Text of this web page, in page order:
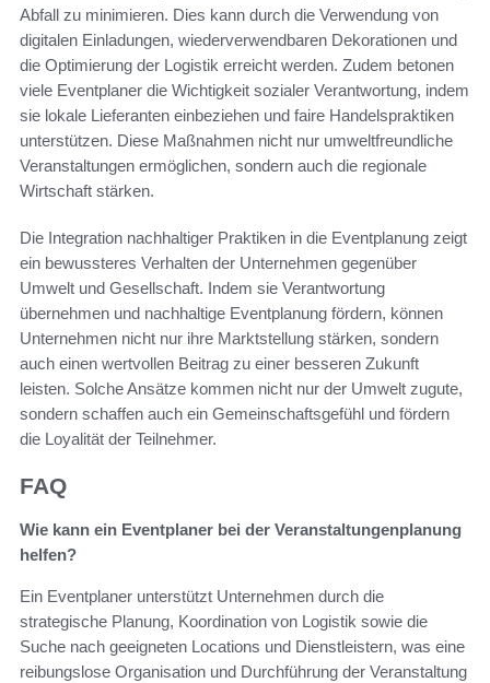
Abfall zu minimieren. Dies kann durch die Verwendung von
digitalen Einladungen, wiederverwendbaren Dekorationen und
die Optimierung der Logistik erreicht werden. Zudem betonen
viele Eventplaner die Wichtigkeit sozialer Verantwortung, indem
sie lokale Lieferanten einbeziehen und faire Handelspraktiken
unterstützen. Diese Maßnahmen nicht nur umweltfreundliche
Veranstaltungen ermöglichen, sondern auch die regionale
Wirtschaft stärken.
Die Integration nachhaltiger Praktiken in die Eventplanung zeigt
ein bewussteres Verhalten der Unternehmen gegenüber
Umwelt und Gesellschaft. Indem sie Verantwortung
übernehmen und nachhaltige Eventplanung fördern, können
Unternehmen nicht nur ihre Marktstellung stärken, sondern
auch einen wertvollen Beitrag zu einer besseren Zukunft
leisten. Solche Ansätze kommen nicht nur der Umwelt zugute,
sondern schaffen auch ein Gemeinschaftsgefühl und fördern
die Loyalität der Teilnehmer.
FAQ
Wie kann ein Eventplaner bei der Veranstaltungenplanung
helfen?
Ein Eventplaner unterstützt Unternehmen durch die
strategische Planung, Koordination von Logistik sowie die
Suche nach geeigneten Locations und Dienstleistern, was eine
reibungslose Organisation und Durchführung der Veranstaltung